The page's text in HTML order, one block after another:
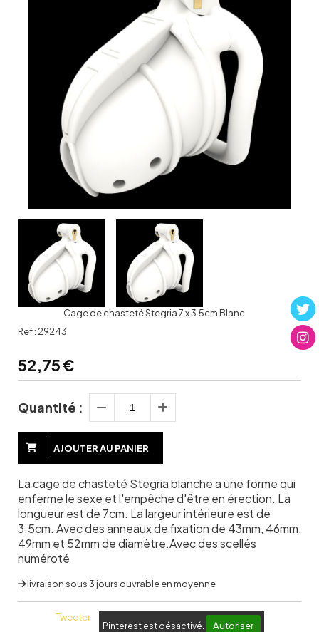
Cage de chasteté Stegria 7 x 3.5cm Blanc
Ref : 29243
52,75€
Quantité :
AJOUTER AU PANIER
La cage de chasteté Stegria blanche a une forme qui
enferme le sexe et l'empêche d'être en érection. La
longueur est de 7cm. La largeur intérieure est de
3.5cm. Avec des anneaux de fixation de 43mm, 46mm,
49mm et 52mm de diamètre.Avec des scellés
numéroté
livraison sous 3 jours ouvrable en moyenne
Tweeter
Pinterest est désactivé. Autoriser